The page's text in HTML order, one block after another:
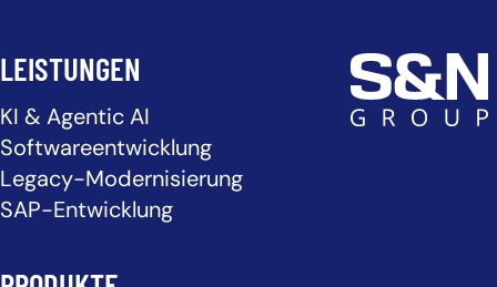
LEISTUNGEN
KI & Agentic AI
Softwareentwicklung
Legacy-Modernisierung
SAP-Entwicklung